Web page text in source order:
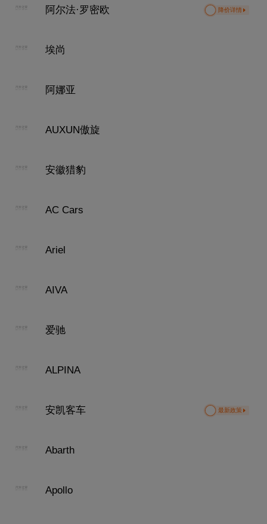
阿尔法·罗密欧 降价详情
埃尚
阿娜亚
AUXUN傲旋
安徽猎豹
AC Cars
Ariel
AIVA
爱驰
ALPINA
安凯客车 最新政策
Abarth
Apollo